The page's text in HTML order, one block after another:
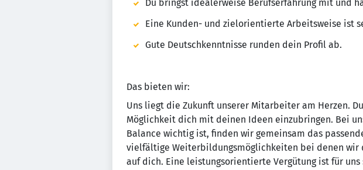
Du bringst idealerweise Berufserfahrung mit und
Eine Kunden- und zielorientierte Arbeitsweise ist
Gute Deutschkenntnisse runden dein Profil ab.
Das bieten wir:
Uns liegt die Zukunft unserer Mitarbeiter am Herzen.
Möglichkeit dich mit deinen Ideen einzubringen. Bei
Balance wichtig ist, finden wir gemeinsam das
vielfältige Weiterbildungsmöglichkeiten bei denen wir
auf dich. Eine leistungsorientierte Vergütung ist für